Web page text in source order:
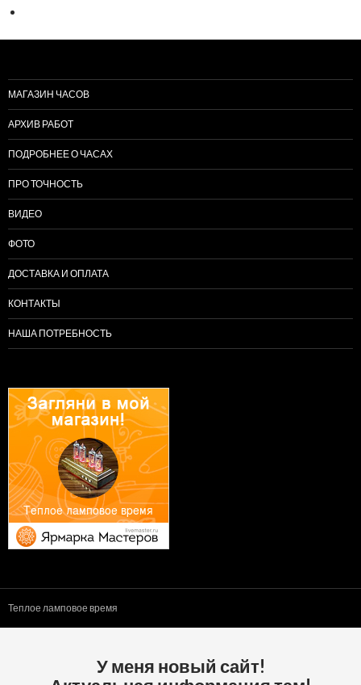
МАГАЗИН ЧАСОВ
АРХИВ РАБОТ
ПОДРОБНЕЕ О ЧАСАХ
ПРО ТОЧНОСТЬ
ВИДЕО
ФОТО
ДОСТАВКА И ОПЛАТА
КОНТАКТЫ
НАША ПОТРЕБНОСТЬ
Теплое ламповое время
У меня новый сайт!